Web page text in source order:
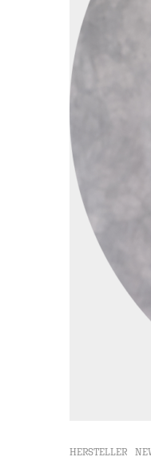
HERSTELLER